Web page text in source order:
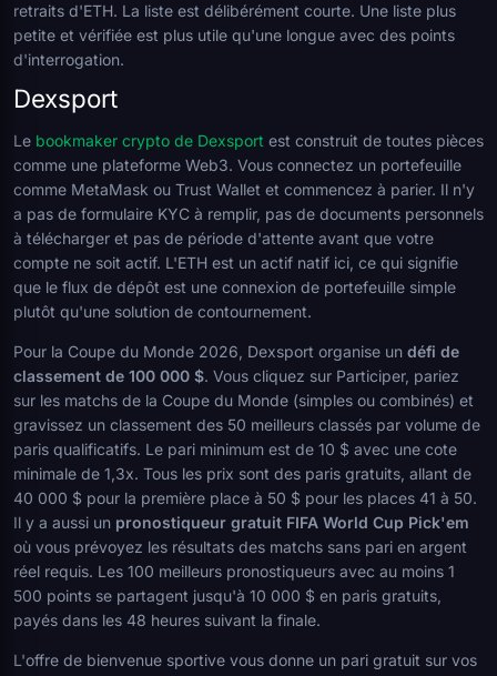
retraits d'ETH. La liste est délibérément courte. Une liste plus
petite et vérifiée est plus utile qu'une longue avec des points
d'interrogation.
Dexsport
Le bookmaker crypto de Dexsport est construit de toutes pièces
comme une plateforme Web3. Vous connectez un portefeuille
comme MetaMask ou Trust Wallet et commencez à parier. Il n'y
a pas de formulaire KYC à remplir, pas de documents personnels
à télécharger et pas de période d'attente avant que votre
compte ne soit actif. L'ETH est un actif natif ici, ce qui signifie
que le flux de dépôt est une connexion de portefeuille simple
plutôt qu'une solution de contournement.
Pour la Coupe du Monde 2026, Dexsport organise un défi de
classement de 100 000 $. Vous cliquez sur Participer, pariez
sur les matchs de la Coupe du Monde (simples ou combinés) et
gravissez un classement des 50 meilleurs classés par volume de
paris qualificatifs. Le pari minimum est de 10 $ avec une cote
minimale de 1,3x. Tous les prix sont des paris gratuits, allant de
40 000 $ pour la première place à 50 $ pour les places 41 à 50.
Il y a aussi un pronostiqueur gratuit FIFA World Cup Pick'em
où vous prévoyez les résultats des matchs sans pari en argent
réel requis. Les 100 meilleurs pronostiqueurs avec au moins 1
500 points se partagent jusqu'à 10 000 $ en paris gratuits,
payés dans les 48 heures suivant la finale.
L'offre de bienvenue sportive vous donne un pari gratuit sur vos